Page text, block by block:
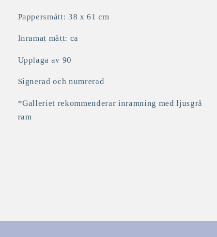
Pappersmått: 38 x 61 cm
Inramat mått: ca
Upplaga av 90
Signerad och numrerad
*Galleriet rekommenderar inramning med ljusgrå
ram